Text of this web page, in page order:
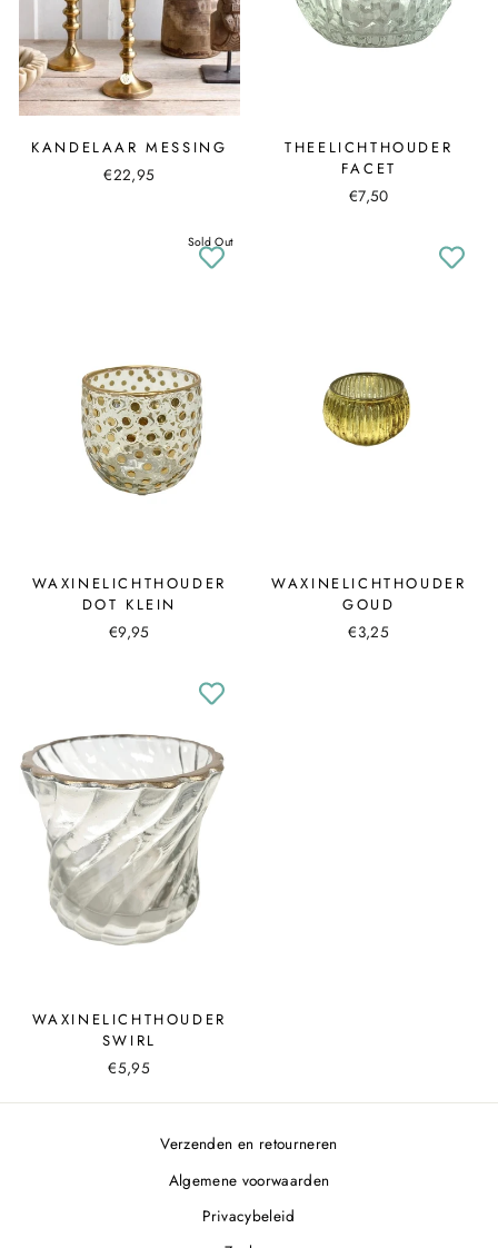
KANDELAAR MESSING
€22,95
THEELICHTHOUDER
FACET
€7,50
Sold Out
WAXINELICHTHOUDER
DOT KLEIN
€9,95
WAXINELICHTHOUDER
GOUD
€3,25
WAXINELICHTHOUDER
SWIRL
€5,95
Verzenden en retourneren
Algemene voorwaarden
Privacybeleid